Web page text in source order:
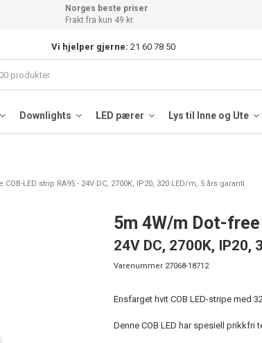
Norges beste priser
Frakt fra kun 49 kr.
Vi hjelper gjerne: 21 60 78 50
Downlights LED pærer Lys til Inne og Ute
LED strip RA95 - 24V DC, 2700K, IP20, 320 LED/m, 5 års garanti
5m 4W/m Dot-
24V DC, 2700K, IP20,
Varenummer 27068-18712
Ensfarget hvit COB LED-stripe med
Denne COB LED har spesiell